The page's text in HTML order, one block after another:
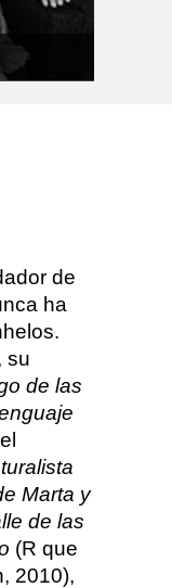
de
ha
su
de las
Marta y
de las
(R que
2010),